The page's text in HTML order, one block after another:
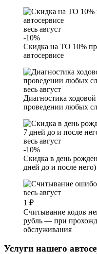
весь август
-10%
Скидка на ТО 10%
автосервисе
весь август
Диагностика
проведении любых
весь август
-10%
Скидка в день
дней до и после него)
весь август
1 ₽
Считывание кодов
рубль — при
обслуживания
Услуги нашего